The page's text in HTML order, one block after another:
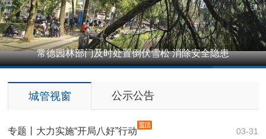
常德园林部门及时处置倒伏雪松 消除安全隐患
城管视窗 公示公告
03-31
专题丨大力实施“开局八好”行动